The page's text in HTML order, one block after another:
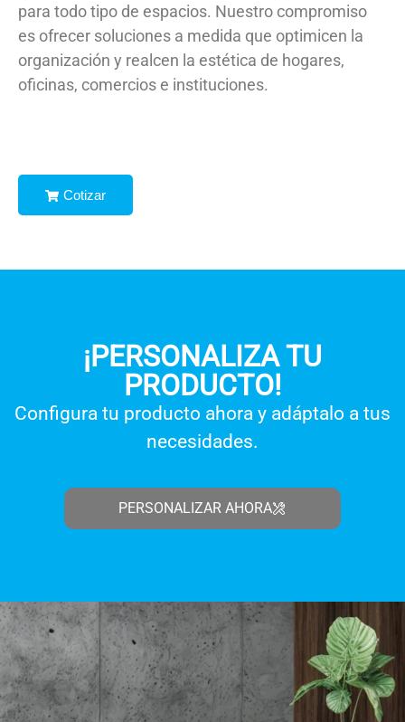
para todo tipo de espacios. Nuestro compromiso
es ofrecer soluciones a medida que optimicen la
organización y realcen la estética de hogares,
oficinas, comercios e instituciones.
Cotizar
¡PERSONALIZA TU
PRODUCTO!
Configura tu producto ahora y adáptalo a tus
necesidades.
PERSONALIZAR AHORA